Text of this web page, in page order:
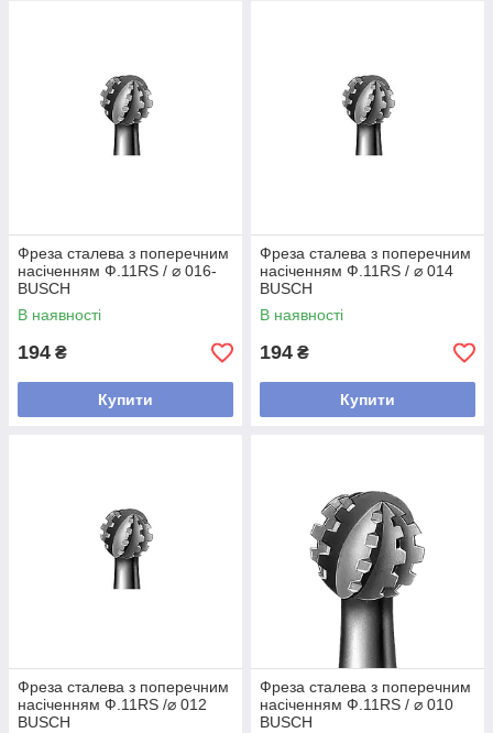
Фреза сталева з поперечним
насіченням Ф.11RS / ⌀ 016-
BUSCH
В наявності
194 ₴
Купити
Фреза сталева з поперечним
насіченням Ф.11RS / ⌀ 014
BUSCH
В наявності
194 ₴
Купити
Фреза сталева з поперечним
насіченням Ф.11RS /⌀ 012
BUSCH
Фреза сталева з поперечним
насіченням Ф.11RS / ⌀ 010
BUSCH